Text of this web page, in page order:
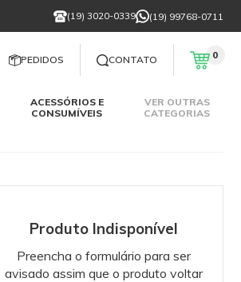
(19) 3020-0339 (19) 99768-0711
PEDIDOS CONTATO 0
ACESSÓRIOS E
CONSUMÍVEIS
VER OUTRAS
CATEGORIAS
Produto Indisponível
Preencha o formulário para ser
avisado assim que o produto voltar